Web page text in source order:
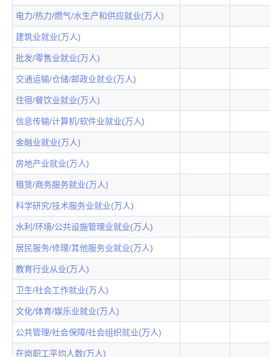
电力/热力/燃气/水生产和供应就业(万人)
建筑业就业(万人)
批发/零售业就业(万人)
交通运输/仓储/邮政业就业(万人)
住宿/餐饮业就业(万人)
信息传输/计算机/软件业就业(万人)
金融业就业(万人)
房地产业就业(万人)
租赁/商务服务就业(万人)
科学研究/技术服务业就业(万人)
水利/环境/公共设施管理业就业(万人)
居民服务/修理/其他服务业就业(万人)
教育行业从业(万人)
卫生/社会工作就业(万人)
文化/体育/娱乐业就业(万人)
公共管理/社会保障/社会组织就业(万人)
在岗职工平均人数(万人)